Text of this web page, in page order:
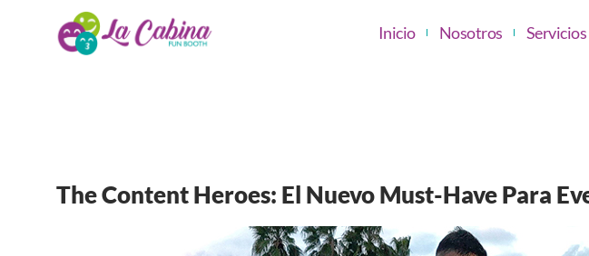
Inicio Nosotros Servicios
The Content Heroes: El Nuevo Must-Have Para